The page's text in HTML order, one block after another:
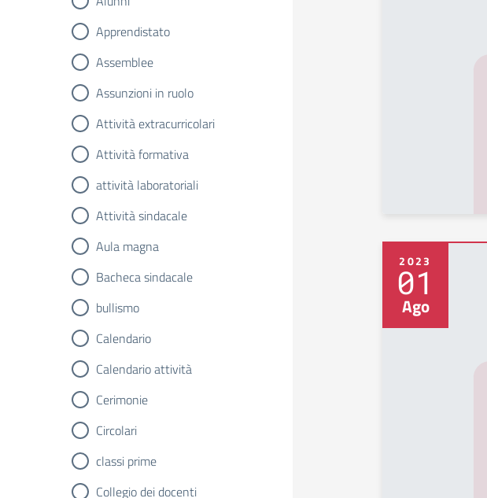
Apprendistato
Assemblee
Assunzioni in ruolo
Attività extracurricolari
Attività formativa
attività laboratoriali
Attività sindacale
Aula magna
Bacheca sindacale
bullismo
Calendario
Calendario attività
Cerimonie
Circolari
classi prime
Collegio dei docenti
2023
01
Ago